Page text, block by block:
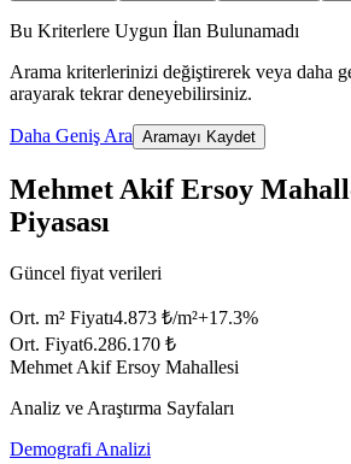
Bu Kriterlere Uygun İlan Bulunamadı
Arama kriterlerinizi değiştirerek veya daha
arayarak tekrar deneyebilirsiniz.
Daha Geniş Ara Aramayı Kaydet
Mehmet Akif Ersoy
Piyasası
Güncel fiyat verileri
Ort. m² Fiyatı4.873 ₺/m²+17.3%
Ort. Fiyat6.286.170 ₺
Mehmet Akif Ersoy Mahallesi
Analiz ve Araştırma Sayfaları
Demografi Analizi